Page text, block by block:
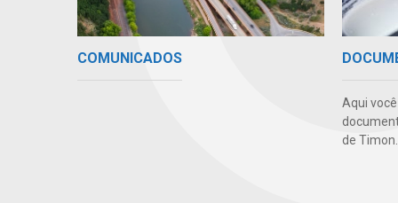
COMUNICADOS
Aqui
de Timon.